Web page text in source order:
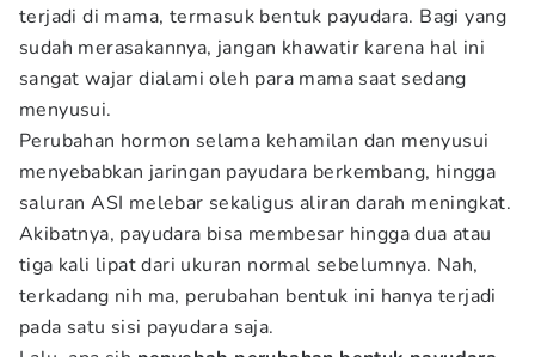
terjadi di mama, termasuk bentuk payudara. Bagi yang
sudah merasakannya, jangan khawatir karena hal ini
sangat wajar dialami oleh para mama saat sedang
menyusui.
Perubahan hormon selama kehamilan dan menyusui
menyebabkan jaringan payudara berkembang, hingga
saluran ASI melebar sekaligus aliran darah meningkat.
Akibatnya, payudara bisa membesar hingga dua atau
tiga kali lipat dari ukuran normal sebelumnya. Nah,
terkadang nih ma, perubahan bentuk ini hanya terjadi
pada satu sisi payudara saja.